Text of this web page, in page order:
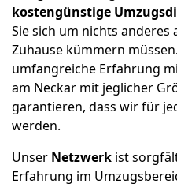
kostengünstige
Sie sich um nichts
Zuhause kümmern
umfangreiche Erfahrung
am Neckar mit jeglicher
garantieren, dass wir für
werden.
Unser Netzwerk ist
Erfahrung im